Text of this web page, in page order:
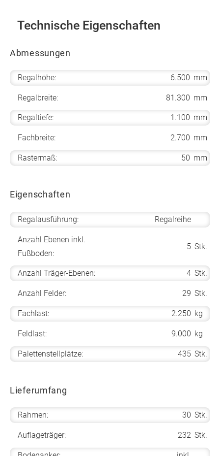
Technische Eigenschaften
Abmessungen
Regalhöhe: 6.500 mm
Regalbreite: 81.300 mm
Regaltiefe: 1.100 mm
Fachbreite: 2.700 mm
Rastermaß: 50 mm
Eigenschaften
Regalausführung: Regalreihe
Anzahl Ebenen inkl.
Fußboden:
5 Stk.
Anzahl Träger-Ebenen: 4 Stk.
Anzahl Felder: 29 Stk.
Fachlast: 2.250 kg
Feldlast: 9.000 kg
Palettenstellplätze: 435 Stk.
Lieferumfang
Rahmen: 30 Stk.
Auflageträger: 232 Stk.